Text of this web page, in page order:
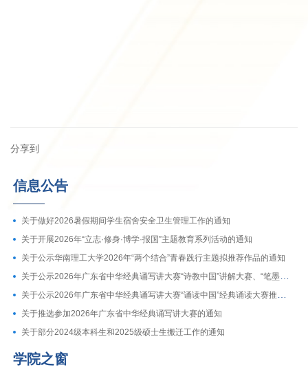
分享到
信息公告
关于做好2026暑假期间学生宿舍安全卫生管理工作的通知
关于开展2026年“立志·修身·博学·报国”主题教育系列活动的通知
关于公示华南理工大学2026年“两个结合”青春践行主题拟推荐作品的通知
关于公示2026年广东省中华经典诵写讲大赛“诗教中国”讲解大赛、“笔墨中国”暨第十七届广东省规范汉字书写大赛推荐参赛作品的通知
关于公示2026年广东省中华经典诵写讲大赛“诵读中国”经典诵读大赛推荐参赛作品的通知
关于推选参加2026年广东省中华经典诵写讲大赛的通知
关于部分2024级本科生和2025级硕士生搬迁工作的通知
学院之窗